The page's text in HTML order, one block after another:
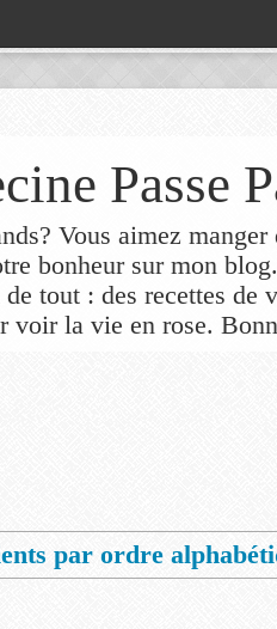
Passe
Vous aimez
bonheur sur mon
tout : des recettes de
voir la vie en rose.
par ordre